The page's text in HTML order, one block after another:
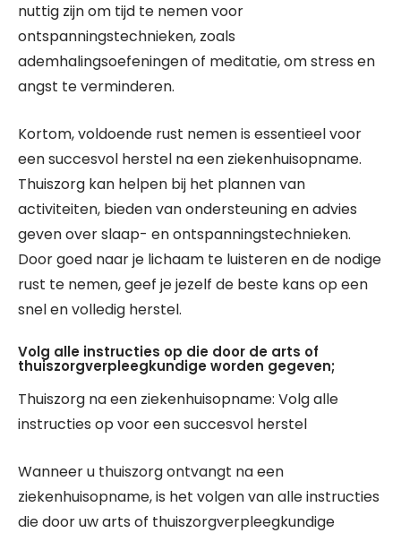
nuttig zijn om tijd te nemen voor
ontspanningstechnieken, zoals
ademhalingsoefeningen of meditatie, om stress en
angst te verminderen.
Kortom, voldoende rust nemen is essentieel voor
een succesvol herstel na een ziekenhuisopname.
Thuiszorg kan helpen bij het plannen van
activiteiten, bieden van ondersteuning en advies
geven over slaap- en ontspanningstechnieken.
Door goed naar je lichaam te luisteren en de nodige
rust te nemen, geef je jezelf de beste kans op een
snel en volledig herstel.
Volg alle instructies op die door de arts of
thuiszorgverpleegkundige worden gegeven;
Thuiszorg na een ziekenhuisopname: Volg alle
instructies op voor een succesvol herstel
Wanneer u thuiszorg ontvangt na een
ziekenhuisopname, is het volgen van alle instructies
die door uw arts of thuiszorgverpleegkundige